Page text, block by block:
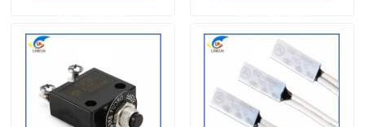
Video
Tentang Kami